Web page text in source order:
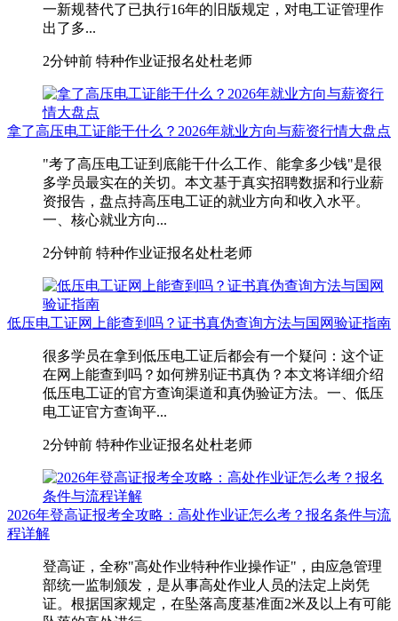
一新规替代了已执行16年的旧版规定，对电工证管理作
出了多...
2分钟前 特种作业证报名处杜老师
拿了高压电工证能干什么？2026年就业方向与薪资行情大盘点
"考了高压电工证到底能干什么工作、能拿多少钱"是很
多学员最实在的关切。本文基于真实招聘数据和行业薪
资报告，盘点持高压电工证的就业方向和收入水平。
一、核心就业方向...
2分钟前 特种作业证报名处杜老师
低压电工证网上能查到吗？证书真伪查询方法与国网验证指南
很多学员在拿到低压电工证后都会有一个疑问：这个证
在网上能查到吗？如何辨别证书真伪？本文将详细介绍
低压电工证的官方查询渠道和真伪验证方法。一、低压
电工证官方查询平...
2分钟前 特种作业证报名处杜老师
2026年登高证报考全攻略：高处作业证怎么考？报名条件与流
程详解
登高证，全称"高处作业特种作业操作证"，由应急管理
部统一监制颁发，是从事高处作业人员的法定上岗凭
证。根据国家规定，在坠落高度基准面2米及以上有可能